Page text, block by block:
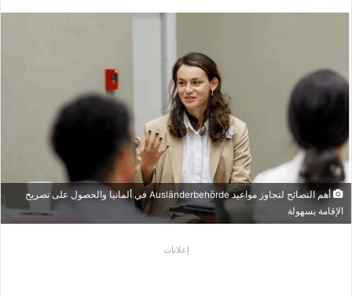
أهم النصائح لتجاوز مواعيد Ausländerbehörde في ألمانيا والحصول على تصريح
الإقامة بسهولة
إعلانات